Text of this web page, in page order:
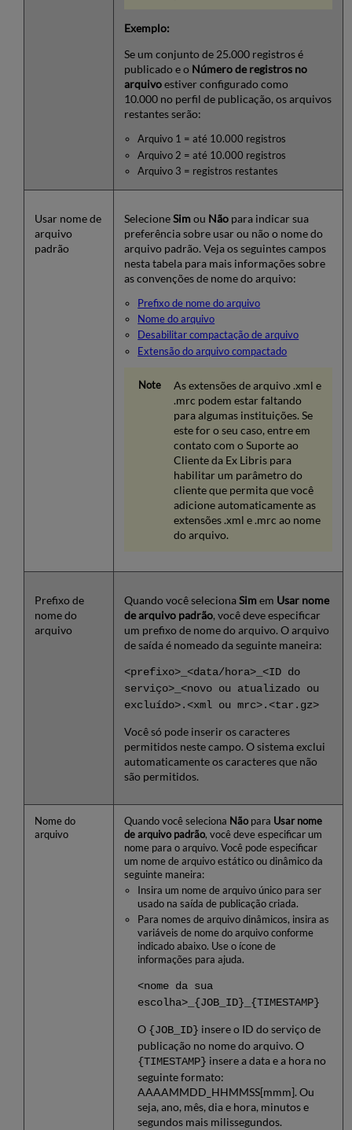
Exemplo:
Se um conjunto de 25.000 registros é
publicado e o Número de registros no
arquivoestiver configurado como
10.000 no perfil de publicação, os arquivos
restantes serão:
Arquivo 1 = até 10.000 registros
Arquivo 2 = até 10.000 registros
Arquivo 3 = registros restantes
Usar nome de
arquivo
padrão
SelecioneSimou Nãopara indicar sua
preferência sobre usar ou não o nome do
arquivo padrão. Veja os seguintes campos
nesta tabela para mais informações sobre
as convenções de nome do arquivo:
Prefixo de nome do arquivo
Nome do arquivo
Desabilitar compactação de arquivo
Extensão do arquivo compactado
As extensões de arquivo .xml e
.mrc podem estar faltando
para algumas instituições. Se
este for o seu caso, entre em
contato com o Suporte ao
Cliente da Ex Libris para
habilitar um parâmetro do
cliente que permita que você
adicione automaticamente as
extensões .xml e .mrc ao nome
do arquivo.
Prefixo de
nome do
arquivo
Quando você selecionaSim em Usar nome
de arquivo padrão, você deve especificar
um prefixo de nome do arquivo. O arquivo
de saída é nomeado da seguinte maneira:
<prefixo>_<data/hora>_<ID do
serviço>_<novo ou atualizado ou
excluído>.<xml ou mrc>.<tar.gz>
Você só pode inserir os caracteres
permitidos neste campo. O sistema exclui
automaticamente os caracteres que não
são permitidos.
Nome do
arquivo
Quando você seleciona Nãopara Usar nome
de arquivo padrão, você deve especificar um
nome para o arquivo. Você pode especificar
um nome de arquivo estático ou dinâmico da
seguinte maneira:
Insira um nome de arquivo único para ser
usado na saída de publicação criada.
Para nomes de arquivo dinâmicos, insira as
variáveis de nome do arquivo conforme
indicado abaixo. Use o ícone de
informações para ajuda.
<nome da sua
escolha>_{JOB_ID}_{TIMESTAMP}
O {JOB_ID} insere o ID do serviço de
publicação no nome do arquivo. O
{TIMESTAMP} insere a data e a hora no
seguinte formato:
AAAAMMDD_HHMMSS[mmm]. Ou
seja, ano, mês, dia e hora, minutos e
segundos mais milissegundos.